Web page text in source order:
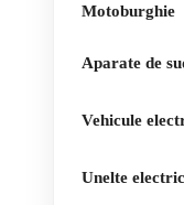
Motoburghie
Aparate de
Vehicule
Unelte